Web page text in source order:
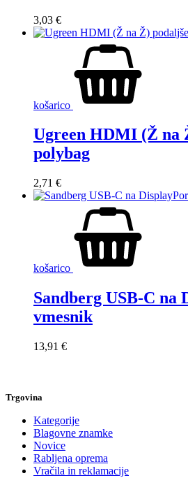
3,03 €
košarico
Ugreen HDMI (Ž na
polybag
2,71 €
košarico
Sandberg USB-C
vmesnik
13,91 €
Trgovina
Kategorije
Blagovne znamke
Novice
Rabljena oprema
Vračila in reklamacije